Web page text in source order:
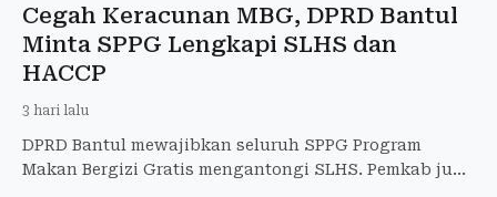
Cegah Keracunan MBG, DPRD Bantul
Minta SPPG Lengkapi SLHS dan
HACCP
3 hari lalu
DPRD Bantul mewajibkan seluruh SPPG Program
Makan Bergizi Gratis mengantongi SLHS. Pemkab juga